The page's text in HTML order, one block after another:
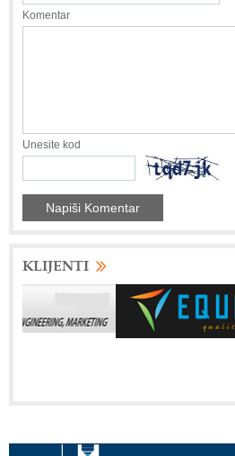
Komentar
Unesite kod
KLIJENTI